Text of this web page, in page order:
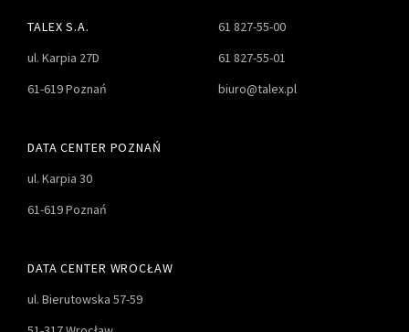
TALEX S.A.
ul. Karpia 27D
61-619 Poznań
61 827-55-00
61 827-55-01
biuro@talex.pl
DATA CENTER POZNAŃ
ul. Karpia 30
61-619 Poznań
DATA CENTER WROCŁAW
ul. Bierutowska 57-59